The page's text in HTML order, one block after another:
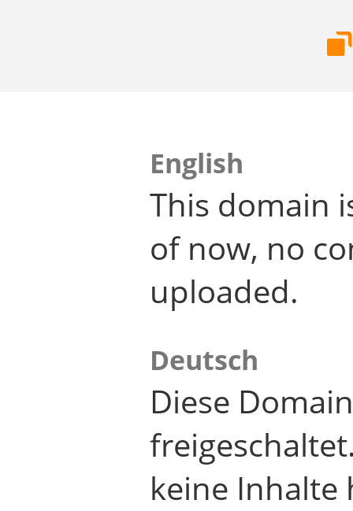
English
This domain
of now, no
uploaded.
Deutsch
Diese
keine Inhalte